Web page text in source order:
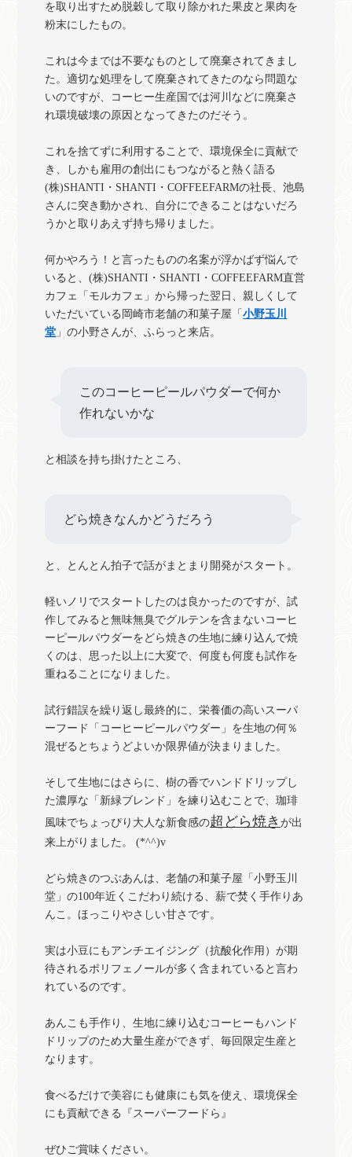
を取り出すため脱穀して取り除かれた果皮と果肉を
粉末にしたもの。
これは今までは不要なものとして廃棄されてきまし
た。適切な処理をして廃棄されてきたのなら問題な
いのですが、コーヒー生産国では河川などに廃棄さ
れ環境破壊の原因となってきたのだそう。
これを捨てずに利用することで、環境保全に貢献で
き、しかも雇用の創出にもつながると熱く語る
(株)SHANTI・SHANTI・COFFEEFARMの社長、池島
さんに突き動かされ、自分にできることはないだろ
うかと取りあえず持ち帰りました。
何かやろう！と言ったものの名案が浮かばず悩んで
いると、(株)SHANTI・SHANTI・COFFEEFARM直営
カフェ「モルカフェ」から帰った翌日、親しくして
いただいている岡崎市老舗の和菓子屋「小野玉川
堂 」の小野さんが、ふらっと来店。
このコーヒーピールパウダーで何か
作れないかな
と相談を持ち掛けたところ、
どら焼きなんかどうだろう
と、とんとん拍子で話がまとまり開発がスタート。
軽いノリでスタートしたのは良かったのですが、試
作してみると無味無臭でグルテンを含まないコーヒ
ーピールパウダーをどら焼きの生地に練り込んで焼
くのは、思った以上に大変で、何度も何度も試作を
重ねることになりました。
試行錯誤を繰り返し最終的に、栄養価の高いスーパ
ーフード「コーヒーピールパウダー」を生地の何％
混ぜるとちょうどよいか限界値が決まりました。
そして生地にはさらに、樹の香でハンドドリップし
た濃厚な「新緑ブレンド」を練り込むことで、珈琲
風味でちょっぴり大人な新食感の超どら焼きが出
来上がりました。 (*^^)v
どら焼きのつぶあんは、老舗の和菓子屋「小野玉川
堂」の100年近くこだわり続ける、薪で焚く手作りあ
んこ。ほっこりやさしい甘さです。
実は小豆にもアンチエイジング（抗酸化作用）が期
待されるポリフェノールが多く含まれていると言わ
れているのです。
あんこも手作り、生地に練り込むコーヒーもハンド
ドリップのため大量生産ができず、毎回限定生産と
なります。
食べるだけで美容にも健康にも気を使え、環境保全
にも貢献できる『スーパーフードら』
ぜひご賞味ください。